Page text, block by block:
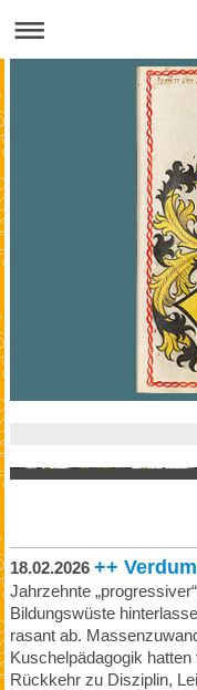
18.02.2026 ++
Jahrzehnte
Bildungswüste
rasant ab.
Kuschelpädagogik
Rückkehr zu Disziplin,